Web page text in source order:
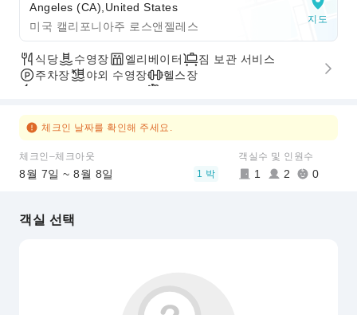
Angeles (CA),United States
미국 캘리포니아주 로스앤젤레스
지도
식당 수영장 엘리베이터
짐 보관 서비스
주차장
야외 수영장
헬스장
체크인 날짜를 확인해 주세요.
체크인–체크아웃
8월 7일 ~ 8월 8일 1 박
객실수 및 인원수
1 2 0
객실 선택